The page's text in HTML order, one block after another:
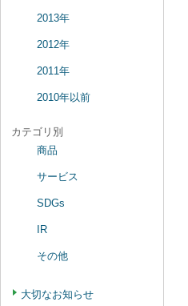
2013年
2012年
2011年
2010年以前
カテゴリ別
商品
サービス
SDGs
IR
その他
大切なお知らせ